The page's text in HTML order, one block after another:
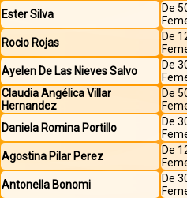
Ester Silva
De
Rocio Rojas
De
Ayelen De Las Nieves Salvo
De
Claudia Angélica Villar
Hernandez
De
Daniela Romina Portillo
De
Agostina Pilar Perez
De
Antonella Bonomi
De